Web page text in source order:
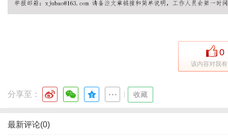
0
该内容对我
分享至： 收藏
最新评论(0)